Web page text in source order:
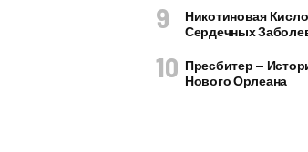
Никотиновая
Сердечных
Пресбитер —
Нового Орлеана